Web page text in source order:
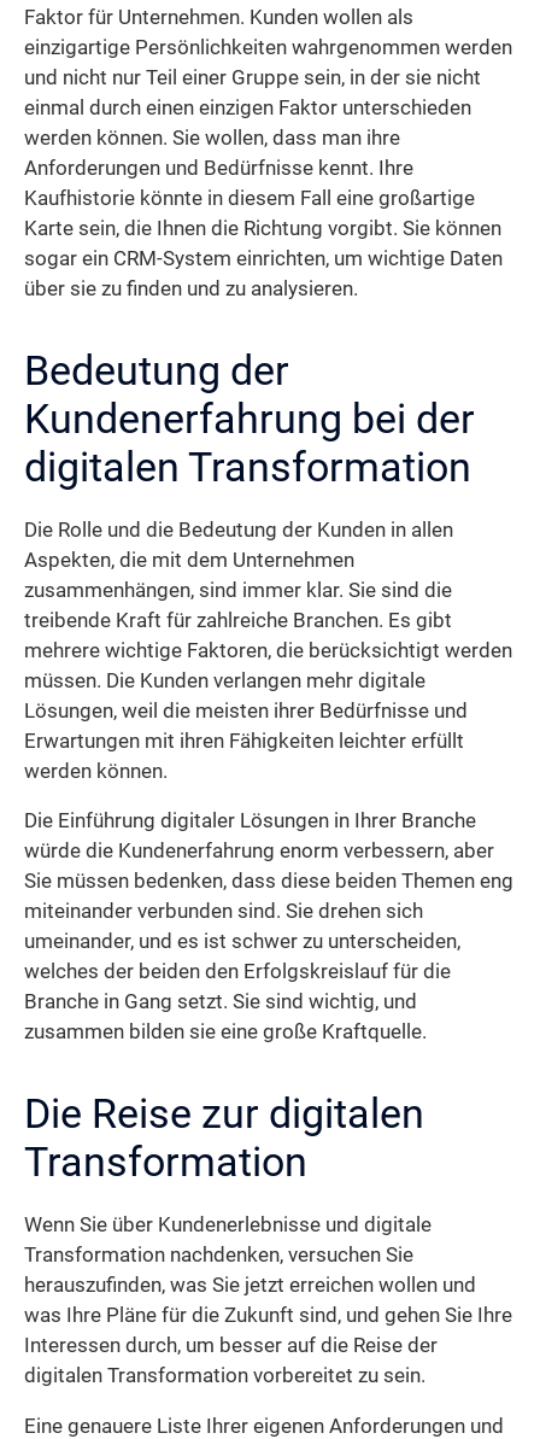
Faktor für Unternehmen. Kunden wollen als
einzigartige Persönlichkeiten wahrgenommen werden
und nicht nur Teil einer Gruppe sein, in der sie nicht
einmal durch einen einzigen Faktor unterschieden
werden können. Sie wollen, dass man ihre
Anforderungen und Bedürfnisse kennt. Ihre
Kaufhistorie könnte in diesem Fall eine großartige
Karte sein, die Ihnen die Richtung vorgibt. Sie können
sogar ein CRM-System einrichten, um wichtige Daten
über sie zu finden und zu analysieren.
Bedeutung der
Kundenerfahrung bei der
digitalen Transformation
Die Rolle und die Bedeutung der Kunden in allen
Aspekten, die mit dem Unternehmen
zusammenhängen, sind immer klar. Sie sind die
treibende Kraft für zahlreiche Branchen. Es gibt
mehrere wichtige Faktoren, die berücksichtigt werden
müssen. Die Kunden verlangen mehr digitale
Lösungen, weil die meisten ihrer Bedürfnisse und
Erwartungen mit ihren Fähigkeiten leichter erfüllt
werden können.
Die Einführung digitaler Lösungen in Ihrer Branche
würde die Kundenerfahrung enorm verbessern, aber
Sie müssen bedenken, dass diese beiden Themen eng
miteinander verbunden sind. Sie drehen sich
umeinander, und es ist schwer zu unterscheiden,
welches der beiden den Erfolgskreislauf für die
Branche in Gang setzt. Sie sind wichtig, und
zusammen bilden sie eine große Kraftquelle.
Die Reise zur digitalen
Transformation
Wenn Sie über Kundenerlebnisse und digitale
Transformation nachdenken, versuchen Sie
herauszufinden, was Sie jetzt erreichen wollen und
was Ihre Pläne für die Zukunft sind, und gehen Sie Ihre
Interessen durch, um besser auf die Reise der
digitalen Transformation vorbereitet zu sein.
Eine genauere Liste Ihrer eigenen Anforderungen und